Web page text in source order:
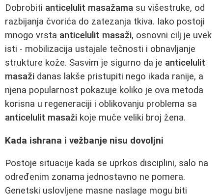
Dobrobiti anticelulit masažama su višestruke, od
razbijanja čvorića do zatezanja tkiva. Iako postoji
mnogo vrsta anticelulit masaži, osnovni cilj je uvek
isti - mobilizacija ustajale tečnosti i obnavljanje
strukture kože. Sasvim je sigurno da je anticelulit
masaži danas lakše pristupiti nego ikada ranije, a
njena popularnost pokazuje koliko je ova metoda
korisna u regeneraciji i oblikovanju problema sa
anticelulit masaži koje muče veliki broj žena.
Kada ishrana i vežbanje nisu dovoljni
Postoje situacije kada se uprkos disciplini, salo na
određenim zonama jednostavno ne pomera.
Genetski uslovljene masne naslage mogu biti